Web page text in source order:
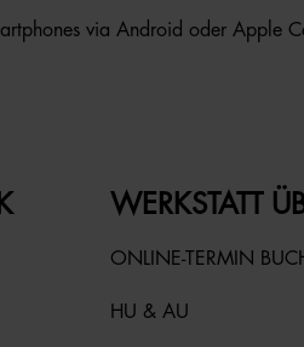
via Android oder Apple
WERKSTATT
ONLINE-TERMIN
HU & AU